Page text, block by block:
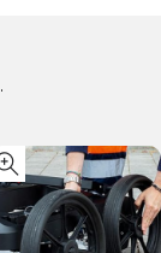
.